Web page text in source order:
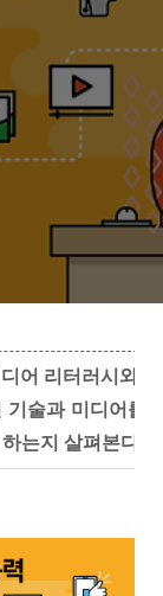
어 리터러시와
술과 미디어를
는지 살펴본다.